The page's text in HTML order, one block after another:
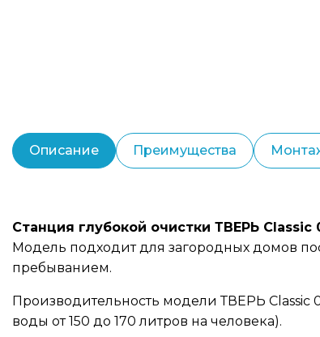
Описание Преимущества
Станция глубокой очистки ТВЕРЬ Classic
Модель подходит для загородных домов
пребыванием.
Производительность модели ТВЕРЬ Classic
воды от 150 до 170 литров на человека).